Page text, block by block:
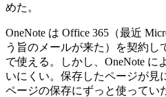
めた。
OneNote は Office 365（最近
う旨のメールが来た）を契約し
で使える。しかし、OneNote に
いにくい。保存したページが見
ページの保存にずっと使ってい